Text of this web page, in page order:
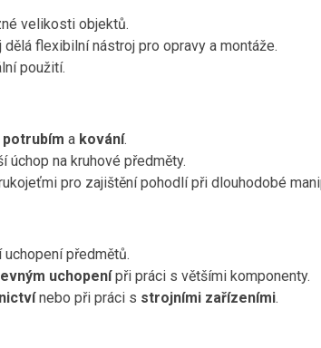
velikosti objektů.
flexibilní nástroj pro opravy a montáže.
použití.
potrubím a kování.
na kruhové předměty.
pro zajištění pohodlí při dlouhodobé
předmětů.
uchopenípři práci s většími komponenty.
nebo při práci s strojními zařízeními.